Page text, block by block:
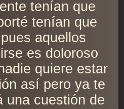
tenían que
tenían que
aquellos
es doloroso
quiere estar
así pero ya te
una cuestión de